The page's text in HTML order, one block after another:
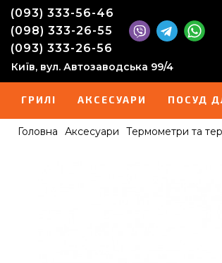
(093) 333-56-46
(098) 333-26-55
(093) 333-26-56
Київ, вул. Автозаводська 99/4
ГРИЛІ АКСЕСУАРИ ПОСУД
Головна Аксесуари Термометри та